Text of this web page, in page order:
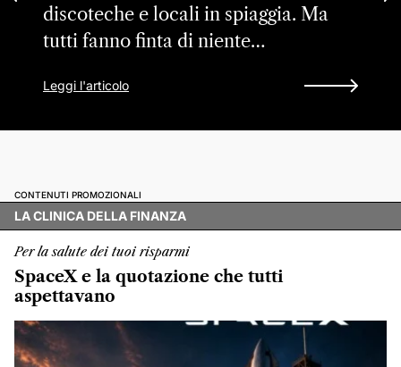
discoteche e locali in spiaggia. Ma
tutti fanno finta di niente…
Leggi l'articolo
CONTENUTI PROMOZIONALI
LA CLINICA DELLA FINANZA
Per la salute dei tuoi risparmi
SpaceX e la quotazione che tutti
aspettavano